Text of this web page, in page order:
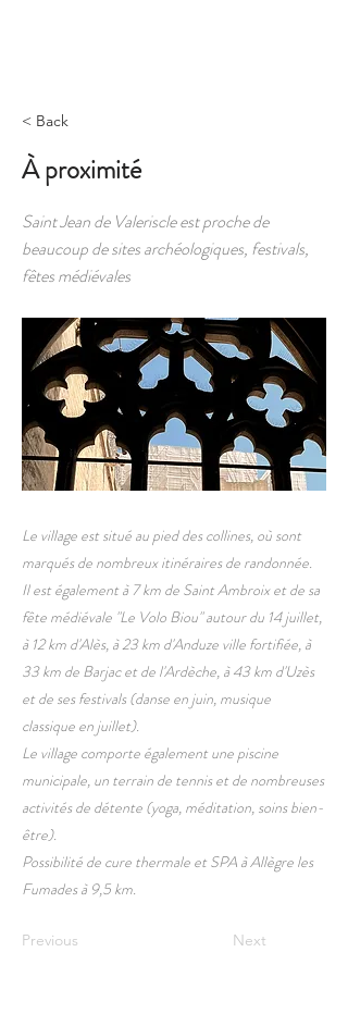
< Back
À proximité
Saint Jean de Valeriscle est proche de
beaucoup de sites archéologiques, festivals,
fêtes médiévales
Le village est situé au pied des collines, où sont
marqués de nombreux itinéraires de randonnée.
Il est également à 7 km de Saint Ambroix et de sa
fête médiévale "Le Volo Biou" autour du 14 juillet,
à 12 km d'Alès, à 23 km d'Anduze ville fortifiée, à
33 km de Barjac et de l'Ardèche, à 43 km d'Uzès
et de ses festivals (danse en juin, musique
classique en juillet).
Le village comporte également une piscine
municipale, un terrain de tennis et de nombreuses
activités de détente (yoga, méditation, soins bien-
être).
Possibilité de cure thermale et SPA à Allègre les
Fumades à 9,5 km.
Previous Next